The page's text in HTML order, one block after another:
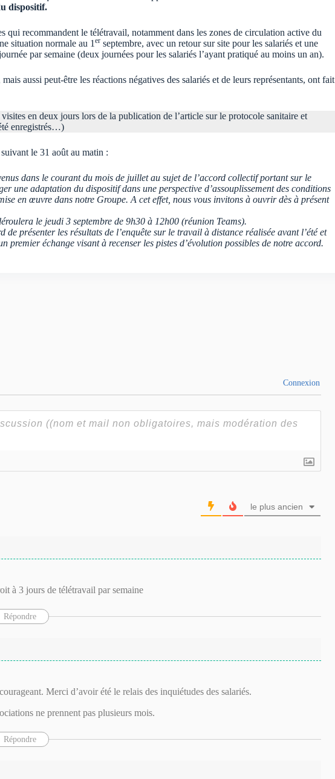
dispositif.
qui recommandent le télétravail, notamment dans les zones de circulation active du
situation normale au 1 er septembre, avec un retour sur site pour les salariés et une
par semaine (deux journées pour les salariés l’ayant pratiqué au moins un an).
aussi peut-être les réactions négatives des salariés et de leurs représentants, ont fait
en deux jours lors de la publication de l’article sur le protocole sanitaire et
enregistrés…)
le 31 août au matin :
dans le courant du mois de juillet au sujet de l’accord collectif portant sur le
une adaptation du dispositif dans une perspective d’assouplissement des conditions
en œuvre dans notre Groupe. A cet effet, nous vous invitons à ouvrir dès à présent
le jeudi 3 septembre de 9h30 à 12h00 (réunion Teams).
de présenter les résultats de l’enquête sur le travail à distance réalisée avant l’été et
premier échange visant à recenser les pistes d’évolution possibles de notre accord.
Connexion
le plus ancien
à 3 jours de télétravail par semaine
Répondre
Merci d’avoir été le relais des inquiétudes des salariés.
ne prennent pas plusieurs mois.
Répondre